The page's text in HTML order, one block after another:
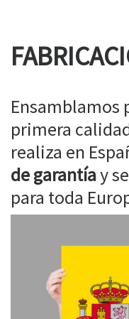
Ensamblamos
primera
realiza en
de garantíay
para toda